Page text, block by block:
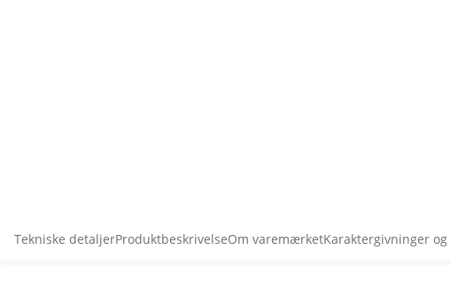
Tekniske detaljerProduktbeskrivelseOm varemærketKaraktergivninger